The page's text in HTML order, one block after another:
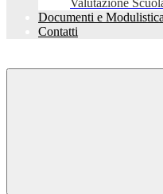
Valutazione
Documenti e Modulistica
Contatti